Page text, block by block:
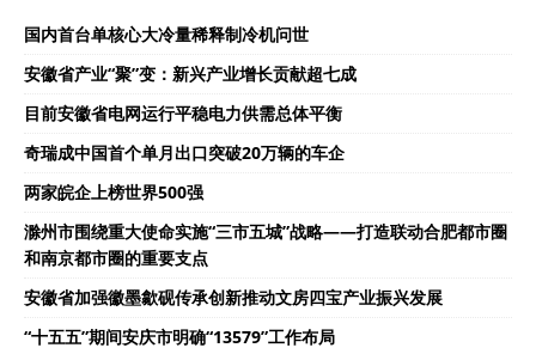
国内首台单核心大冷量稀释制冷机问世
安徽省产业“聚”变：新兴产业增长贡献超七成
目前安徽省电网运行平稳电力供需总体平衡
奇瑞成中国首个单月出口突破20万辆的车企
两家皖企上榜世界500强
滁州市围绕重大使命实施“三市五城”战略——打造联动合肥都市圈
和南京都市圈的重要支点
安徽省加强徽墨歙砚传承创新推动文房四宝产业振兴发展
“十五五”期间安庆市明确“13579”工作布局